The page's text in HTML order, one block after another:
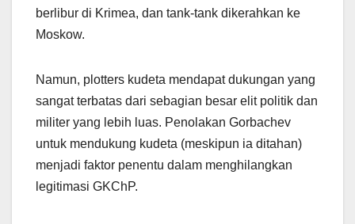
berlibur di Krimea, dan tank-tank dikerahkan ke
Moskow.
Namun, plotters kudeta mendapat dukungan yang
sangat terbatas dari sebagian besar elit politik dan
militer yang lebih luas. Penolakan Gorbachev
untuk mendukung kudeta (meskipun ia ditahan)
menjadi faktor penentu dalam menghilangkan
legitimasi GKChP.